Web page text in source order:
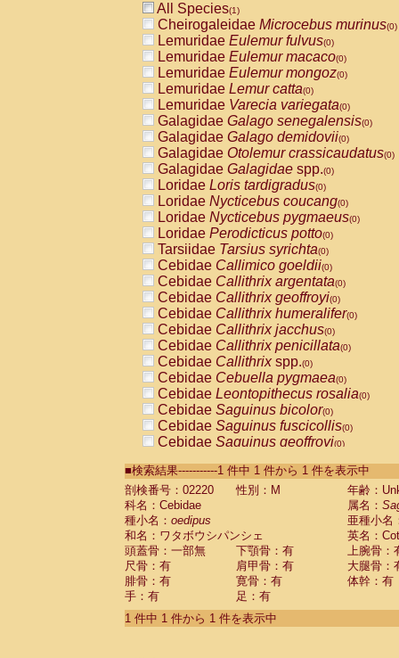
All Species(1)
Cheirogaleidae Microcebus murinus(0)
Lemuridae Eulemur fulvus(0)
Lemuridae Eulemur macaco(0)
Lemuridae Eulemur mongoz(0)
Lemuridae Lemur catta(0)
Lemuridae Varecia variegata(0)
Galagidae Galago senegalensis(0)
Galagidae Galago demidovii(0)
Galagidae Otolemur crassicaudatus(0)
Galagidae Galagidae spp.(0)
Loridae Loris tardigradus(0)
Loridae Nycticebus coucang(0)
Loridae Nycticebus pygmaeus(0)
Loridae Perodicticus potto(0)
Tarsiidae Tarsius syrichta(0)
Cebidae Callimico goeldii(0)
Cebidae Callithrix argentata(0)
Cebidae Callithrix geoffroyi(0)
Cebidae Callithrix humeralifer(0)
Cebidae Callithrix jacchus(0)
Cebidae Callithrix penicillata(0)
Cebidae Callithrixspp.(0)
Cebidae Cebuella pygmaea(0)
Cebidae Leontopithecus rosalia(0)
Cebidae Saguinus bicolor(0)
Cebidae Saguinus fuscicollis(0)
Cebidae Saguinus geoffroyi(0)
CebidaeSaguinus labiatus(0)
Cebidae Saguinus leucopus (0)
Cebidae
Cebidae
CebidaeSaguinus nigricollis (0)
Cebidae Saguinus oedipus
Cebidae Saguinus weddelli
Cebidae Saguinusspp.
Cebidae Aotus trivirgatus
Cebidae Cebus albifrons
■検索結果-----------1 件中 1 件から 1 件を表示中
剖検番号：02220
性別：M
年齢：
科名：Cebidae
属名：
種小名： oedipus
亜種小名
和名：ワタボウシパンシェ
英名：
頭蓋骨：一部無
下顎骨：有
上腕骨：
尺骨：有
肩甲骨：有
大腿骨：
腓骨：有
寛骨：有
体幹：有
手：有
足：有
1 件中 1 件から 1 件を表示中